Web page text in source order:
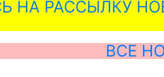
НА РАССЫЛКУ
ВСЕ